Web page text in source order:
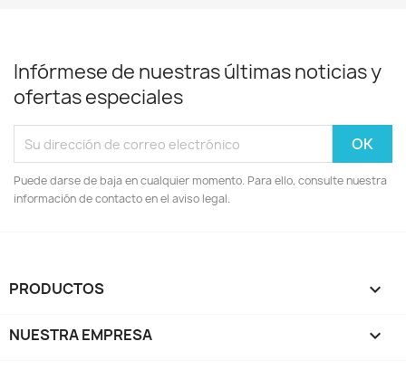
Infórmese de nuestras últimas noticias y
ofertas especiales
Puede darse de baja en cualquier momento. Para ello, consulte nuestra
información de contacto en el aviso legal.
PRODUCTOS 
NUESTRA EMPRESA 